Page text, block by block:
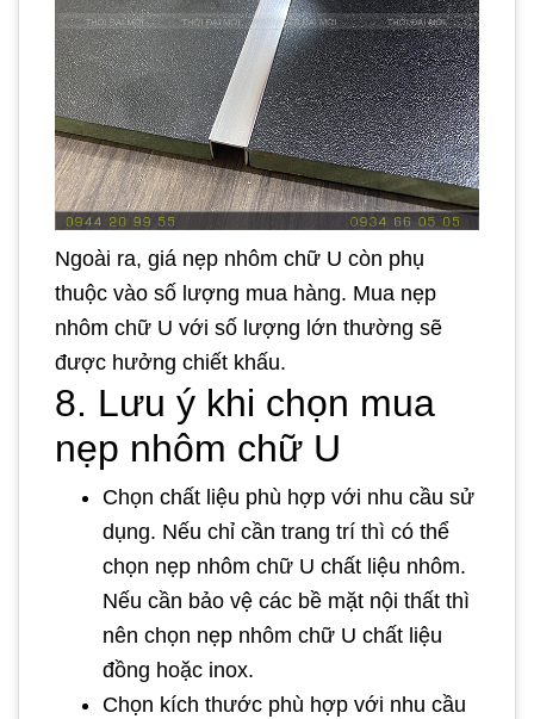
Ngoài ra, giá nẹp nhôm chữ U còn phụ
thuộc vào số lượng mua hàng. Mua nẹp
nhôm chữ U với số lượng lớn thường sẽ
được hưởng chiết khấu.
8. Lưu ý khi chọn mua
nẹp nhôm chữ U
Chọn chất liệu phù hợp với nhu cầu sử
dụng. Nếu chỉ cần trang trí thì có thể
chọn nẹp nhôm chữ U chất liệu nhôm.
Nếu cần bảo vệ các bề mặt nội thất thì
nên chọn nẹp nhôm chữ U chất liệu
đồng hoặc inox.
Chọn kích thước phù hợp với nhu cầu